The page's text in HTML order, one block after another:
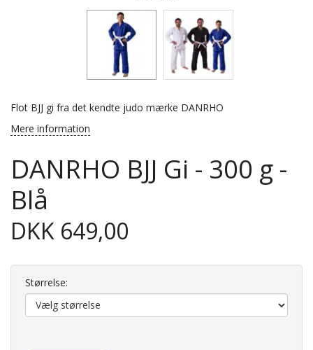
Flot BJJ gi fra det kendte judo mærke DANRHO
Mere information
DANRHO BJJ Gi - 300 g -
Blå
DKK 649,00
Størrelse: